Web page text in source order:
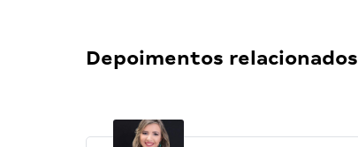
Depoimentos relacionados